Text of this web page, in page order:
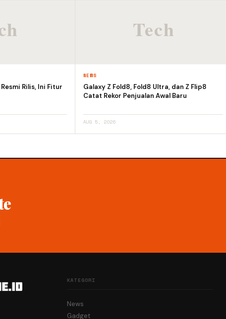
Rilis, Ini Fitur
NEWS
Galaxy Z Fold8, Fold8 Ultra, dan Z Flip8
Catat Rekor Penjualan Awal Baru
AUG 5, 2026
KATEGORI
News
Gadget